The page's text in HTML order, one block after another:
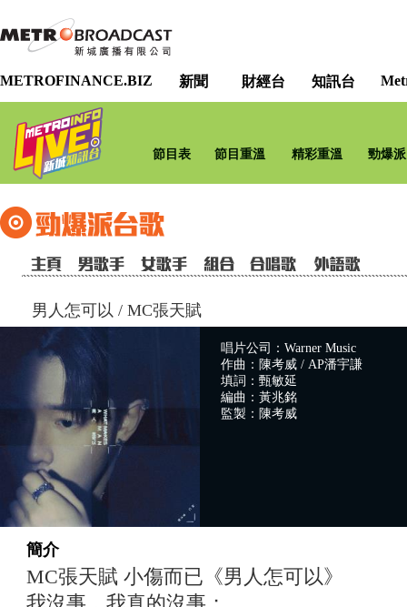
METROFINANCE.BIZ 新聞 財經台 知訊台
節目表 節目重溫 精彩重溫 勁爆
男人怎可以 / MC張天賦
唱片公司：Warner Music
作曲：陳考威 / AP潘宇謙
填詞：甄敏延
編曲：黃兆銘
監製：陳考威
簡介
MC張天賦 小傷而已《男人怎可以》